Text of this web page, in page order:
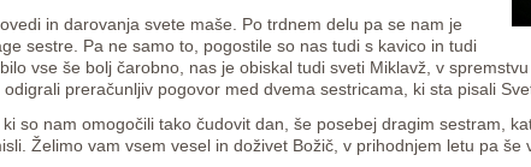
in darovanja svete maše. Po trdnem delu pa se nam je
sestre. Pa ne samo to, pogostile so nas tudi s kavico in tudi
vse še bolj čarobno, nas je obiskal tudi sveti Miklavž, v
preračunljiv pogovor med dvema sestricama, ki sta pisali
so nam omogočili tako čudovit dan, še posebej dragim sestram,
Želimo vam vsem vesel in doživet Božič, v prihodnjem letu pa še